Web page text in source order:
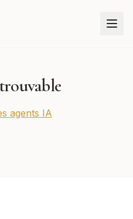
agents IA